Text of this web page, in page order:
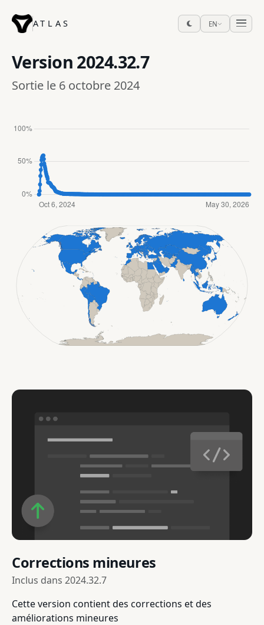
ATLAS EN
Version 2024.32.7
Sortie le 6 octobre 2024
Corrections mineures
Inclus dans 2024.32.7
Cette version contient des corrections et des
améliorations mineures